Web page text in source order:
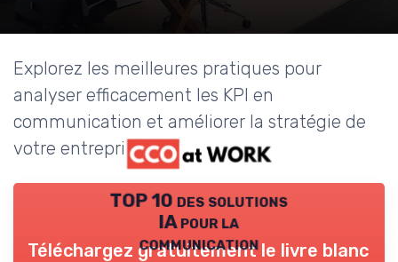
Explorez les meilleures pratiques pour
analyser efficacement les KPI en
communication et améliorer la stratégie de
votre entreprise.
TOP 10 des solutions
IA pour la
communication
Téléchargez gratuitement le livre blanc